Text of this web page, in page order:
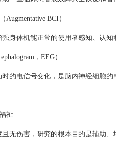
Augmentative BCI）
身体机能正常的使用者感知、认
，EEG）
时的电信号变化，是脑内神经细胞
祉
且无伤害，研究的根本目的是辅助